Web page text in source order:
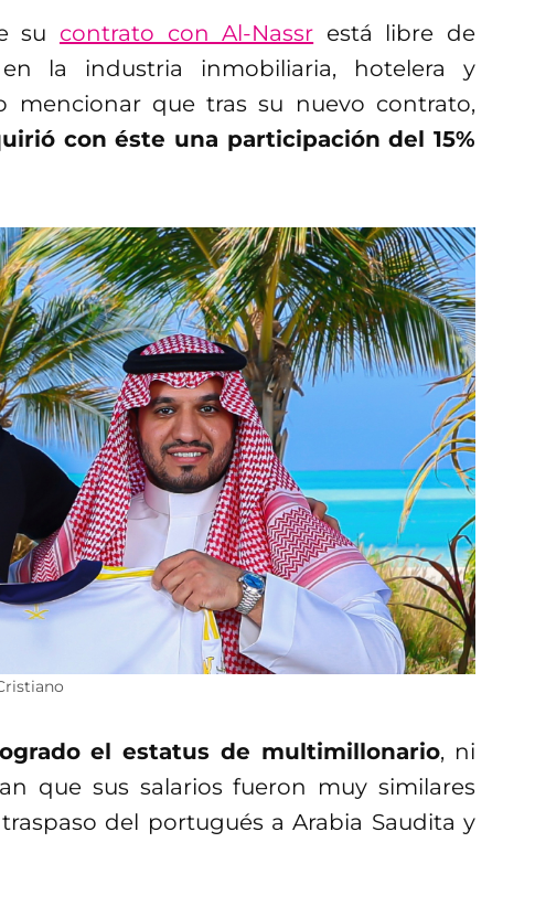
su contrato con Al-Nassr está libre de
la industria inmobiliaria, hotelera y
mencionar que tras su nuevo contrato,
con éste una participación del 15%
el estatus de multimillonario, ni
que sus salarios fueron muy similares
del portugués a Arabia Saudita y